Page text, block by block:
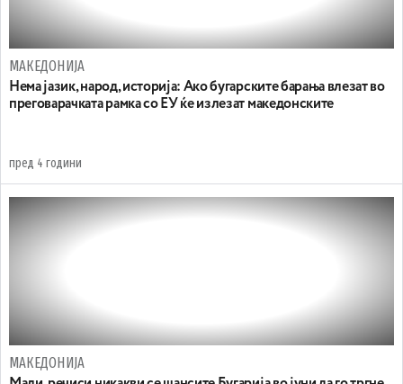
МАКЕДОНИЈА
Нема јазик, народ, историја: Aко бугарските барања влезат во
преговарачката рамка со ЕУ ќе излезат македонските
пред 4 години
МАКЕДОНИЈА